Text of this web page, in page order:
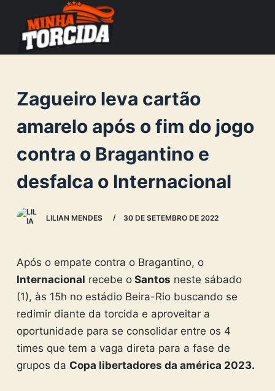
o
o
n
e
Zagueiro leva cartão
amarelo após o fim do jogo
contra o Bragantino e
desfalca o Internacional
LILIAN MENDES 30 DE SETEMBRO DE 2022
Após o empate contra o Bragantino, o
Internacional recebe oSantos neste sábado
(1), às 15h no estádio Beira-Rio buscando se
redimir diante da torcida e aproveitar a
oportunidade para se consolidar entre os 4
times que tem a vaga direta para a fase de
grupos da Copa libertadores da américa 2023.